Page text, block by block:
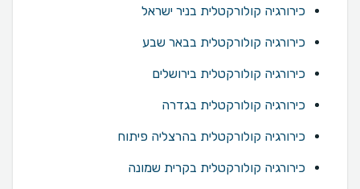
כירורגיה קולורקטלית בניר ישראל
כירורגיה קולורקטלית בבאר שבע
כירורגיה קולורקטלית בירושלים
כירורגיה קולורקטלית בגדרה
כירורגיה קולורקטלית בהרצליה פיתוח
כירורגיה קולורקטלית בקרית שמונה